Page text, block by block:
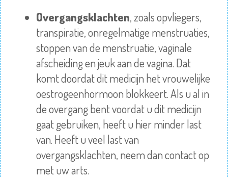
Overgangsklachten, zoals opvliegers,
transpiratie, onregelmatige menstruaties,
stoppen van de menstruatie, vaginale
afscheiding en jeuk aan de vagina. Dat
komt doordat dit medicijn het vrouwelijke
oestrogeenhormoon blokkeert. Als u al in
de overgang bent voordat u dit medicijn
gaat gebruiken, heeft u hier minder last
van. Heeft u veel last van
overgangsklachten, neem dan contact op
met uw arts.